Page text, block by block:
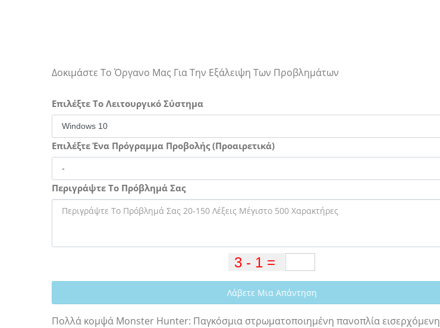
Δοκιμάστε Το Όργανο Μας Για Την Εξάλειψη Των Προβλημάτων
Επιλέξτε Το Λειτουργικό Σύστημα
Επιλέξτε Ένα Πρόγραμμα Προβολής (Προαιρετικά)
Περιγράψτε Το Πρόβλημά Σας
Λάβετε Μια Απάντηση
Πολλά κομψά Monster Hunter: Παγκόσμια στρωματοποιημένη πανοπλία εισερχόμενη